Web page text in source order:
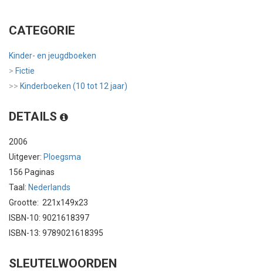
CATEGORIE
Kinder- en jeugdboeken
> Fictie
>> Kinderboeken (10 tot 12 jaar)
DETAILS
2006
Uitgever: Ploegsma
156 Paginas
Taal: Nederlands
Grootte: 221x149x23
ISBN-10: 9021618397
ISBN-13: 9789021618395
SLEUTELWOORDEN